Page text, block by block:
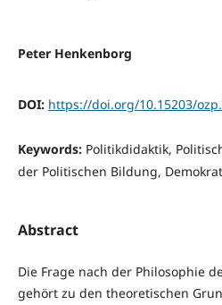
Peter Henkenborg
DOI: https://doi.org/10.15203/
Keywords: Politikdidaktik,
der Politischen Bildung,
Abstract
Die Frage nach der Philosophie
gehört zu den theoretischen